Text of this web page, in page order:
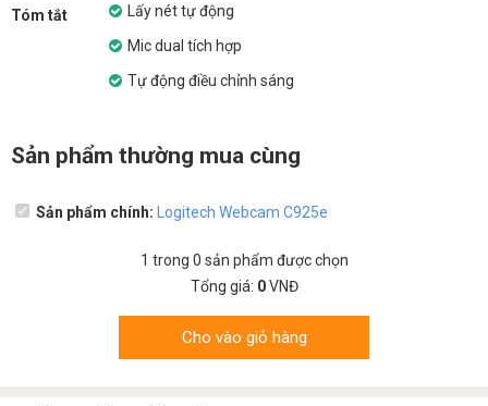
Tóm tắt
Lấy nét tự động
Mic dual tích hợp
Tự động điều chỉnh sáng
Sản phẩm thường mua cùng
Sản phẩm chính: Logitech Webcam C925e
1 trong 0 sản phẩm được chọn
Tổng giá: 0VNĐ
Cho vào giỏ hàng